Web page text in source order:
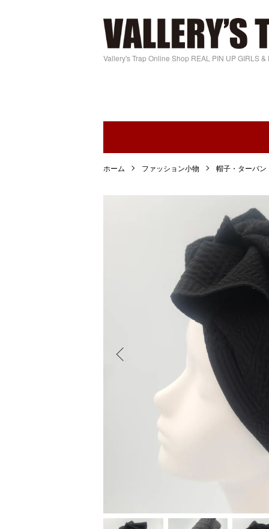
Vallery's Trap Online Shop REAL PIN UP GIRLS &
ホーム ファッション小物 帽子・ターバン